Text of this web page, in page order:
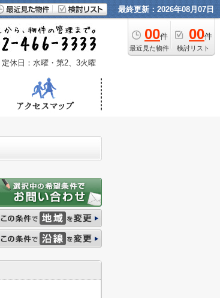
最終更新：2026年08月07日
00件
最近見た物件
00件
検討リスト
定休日：水曜・第2、3火曜